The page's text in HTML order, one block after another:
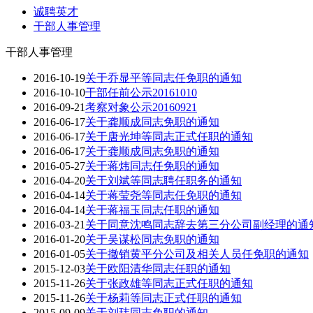
诚聘英才
干部人事管理
干部人事管理
2016-10-19关于乔显平等同志任免职的通知
2016-10-10干部任前公示20161010
2016-09-21考察对象公示20160921
2016-06-17关于龚顺成同志免职的通知
2016-06-17关于唐光坤等同志正式任职的通知
2016-06-17关于龚顺成同志免职的通知
2016-05-27关于蒋炜同志任免职的通知
2016-04-20关于刘斌等同志聘任职务的通知
2016-04-14关于蒋莹尧等同志任免职的通知
2016-04-14关于蒋福玉同志任职的通知
2016-03-21 关于同意沈鸣同志辞去第三分公司副经理的通
2016-01-20关于吴谋松同志免职的通知
2016-01-05关于撤销黄平分公司及相关人员任免职的通知
2015-12-03关于欧阳清华同志任职的通知
2015-11-26关于张政雄等同志正式任职的通知
2015-11-26关于杨莉等同志正式任职的通知